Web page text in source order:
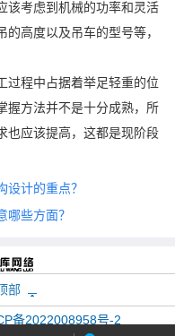
该考虑到机械的功率和灵活
高度以及吊车的型号等，
过程中占据着举足轻重的位
握方法并不是十分成熟，所
也应该提高，这都是现阶段
设计的重点？
哪些方面？
部
备2022008958号-2